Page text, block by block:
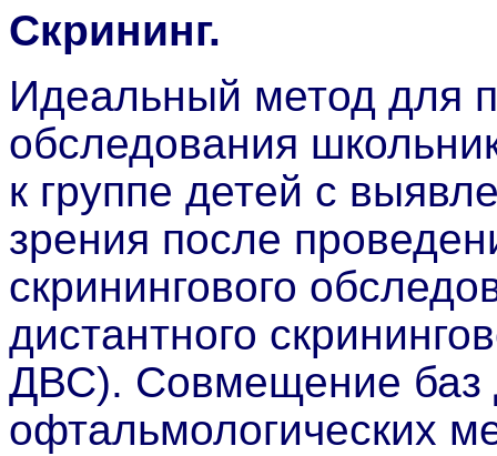
Скрининг.
Идеальный метод для
обследования
к группе детей с
зрения после
скринингового
дистантного
ДВС). Совмещение баз
офтальмологических